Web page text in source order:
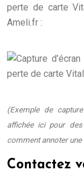
perte de carte
Ameli.fr :
(Exemple de
affichée ici pour
comment annoter une
Contactez